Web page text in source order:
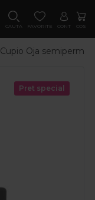
CAUTA FAVORITE CONT COS
Cupio Oja
Pret special